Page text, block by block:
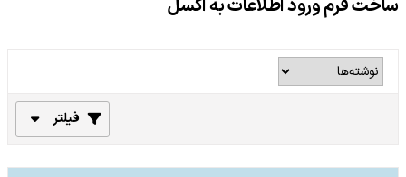
ساخت فرم ورود اطلاعات به اکسل
فیلتر